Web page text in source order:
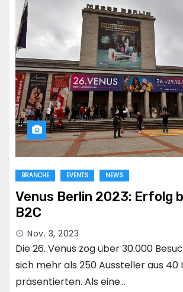
BRANCHE EVENTS NEWS
Venus Berlin 2023: Erfolg
B2C
Nov. 3, 2023
Die 26. Venus zog über 30.000
sich mehr als 250 Aussteller aus 40
präsentierten. Als eine…